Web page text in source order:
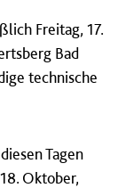
Freitag, 17.
Bad
technische
Tagen
Oktober,